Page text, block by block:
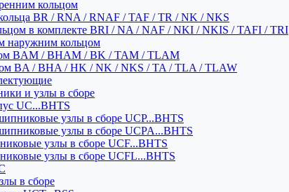
кольцом
BR / RNA / RNAF / TAF / TR / NK / NKS
в комплекте BRI / NA / NAF / NKI / NKIS / TAFI / TRI
наружним кольцом
BAM / BHAM / BK / TAM / TLAM
BA / BHA / HK / NK / NKS / TA / TLA / TLAW
и узлы в сборе
UC...BHTS
узлы в сборе UCP...BHTS
узлы в сборе UCPA...BHTS
узлы в сборе UCF...BHTS
узлы в сборе UCFL...BHTS
в сборе